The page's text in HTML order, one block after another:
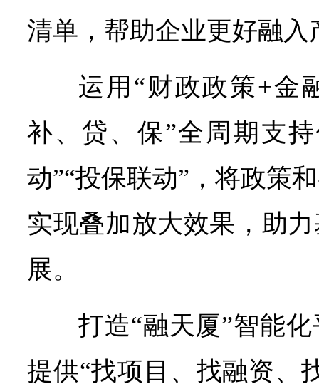
清单，帮助企业更好融入
运用“财政政策+金
补、贷、保”全周期支
动”“投保联动”，将政策
实现叠加放大效果，助
展。
打造“融天厦”智能
提供“找项目、找融资、